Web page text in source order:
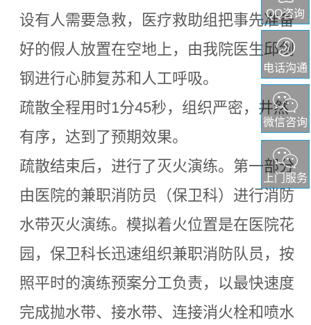
QQ咨询
电话沟通
微信咨询
上门服务
设有人需要急救，医疗救助组把事先准备
好的假人放置在空地上，由我院医生邱剑
钢进行心肺复苏和人工呼吸。
疏散全程用时1分45秒，组织严密，井然
有序，达到了预期效果。
疏散结束后，进行了灭火演练。第一部分
由医院的兼职消防员（保卫科）进行消防
水带灭火演练。模拟着火位置是在医院花
园，保卫科长迅速组织兼职消防队员，按
照平时的演练预案分工负责，以最快速度
完成抛水带、接水带、连接消火栓和喷水